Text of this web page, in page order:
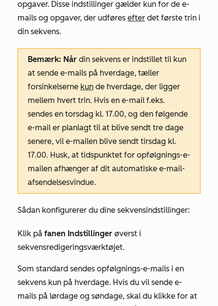
opgaver. Disse indstillinger gælder kun for de e-
mails og opgaver, der udføres efter det første trin i
din sekvens.
Bemærk: Når din sekvens er indstillet til kun
at sende e-mails på hverdage, tæller
forsinkelserne kun de hverdage, der ligger
mellem hvert trin. Hvis en e-mail f.eks.
sendes en torsdag kl. 17.00, og den følgende
e-mail er planlagt til at blive sendt tre dage
senere, vil e-mailen blive sendt tirsdag kl.
17.00. Husk, at tidspunktet for opfølgnings-e-
mailen afhænger af dit automatiske e-mail-
afsendelsesvindue.
Sådan konfigurerer du dine sekvensindstillinger:
Klik på fanen Indstillinger øverst i
sekvensredigeringsværktøjet.
Som standard sendes opfølgnings-e-mails i en
sekvens kun på hverdage. Hvis du vil sende e-
mails på lørdage og søndage, skal du klikke for at